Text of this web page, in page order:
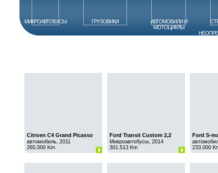
МИКРОАВТОБУСЫ ГРУЗОВИКИ
АВТОМОБИЛИ И
МОТОЦИКЛЫ
Citroen C4 Grand Picasso
1,6 HDI Aut
автомобиль, 2011
265.000 Km
Ford Transit Custom 2,2
TDCI
Микроавтобусы, 2014
301.513 Km
Ford S-
233.000